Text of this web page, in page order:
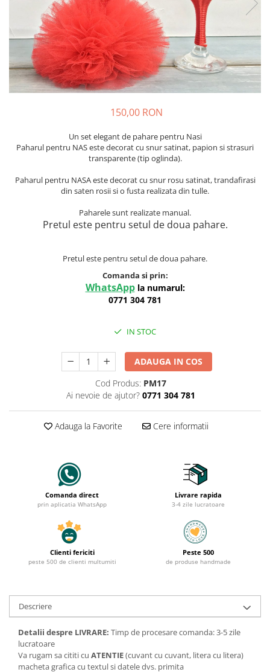
Meniuri & nr de BOTEZ
Plicuri si cartoane pentru INVITATII
TAVA pentru MOT
Cruciulite de BOTEZ
Invitatii BANCHET
Baloane & decoratiuni BOTEZ
Pahare Miri & Nasi
Cocarde nunta
Inmormatare/pomana
Meniuri pentru NUNTA
Decoratiuni NUNTA
150,00 RON
Un set elegant de pahare pentru Nasi
Paharul pentru NAS este decorat cu snur satinat, papion si strasuri
transparente (tip oglinda).
Paharul pentru NASA este decorat cu snur rosu satinat, trandafirasi
din saten rosii si o fusta realizata din tulle.
Paharele sunt realizate manual.
Pretul este pentru setul de doua pahare.
Pretul este pentru setul de doua pahare.
Comanda si prin:
WhatsApp la numarul:
0771 304 781
IN STOC
ADAUGA IN COS
Cod Produs: PM17
Ai nevoie de ajutor? 0771 304 781
Adauga la Favorite Cere informatii
Comanda direct
prin aplicatia WhatsApp
Livrare rapida
3-4 zile lucratoare
Clienti fericiti
peste 500 de clienti multumiti
Peste 500
de produse handmade
Descriere
Detalii despre LIVRARE: Timp de procesare comanda: 3-5 zile
lucratoare
Va rugam sa cititi cu ATENTIE(cuvant cu cuvant, litera cu litera)
macheta grafica cu textul si datele dvs. primita